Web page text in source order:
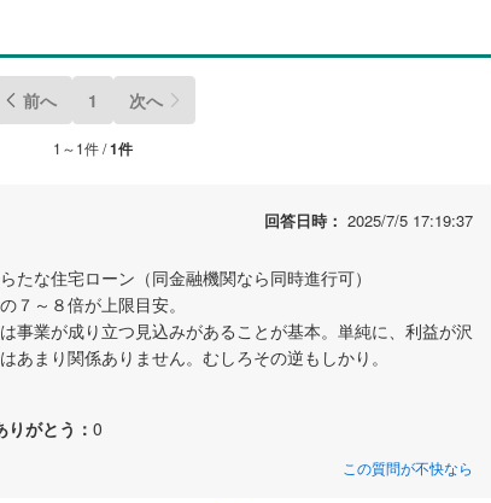
前へ 1 次へ
1～1件 /1件
回答日時： 2025/7/5 17:19:37
な住宅ローン（同金融機関なら同時進行可）
～８倍が上限目安。
事業が成り立つ見込みがあることが基本。単純に、利益が沢
あまり関係ありません。むしろその逆もしかり。
りがとう： 0
この質問が不快なら